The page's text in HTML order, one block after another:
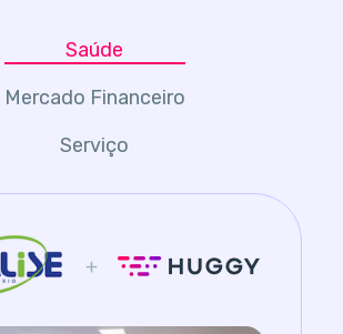
Mercado Financeiro
Serviço